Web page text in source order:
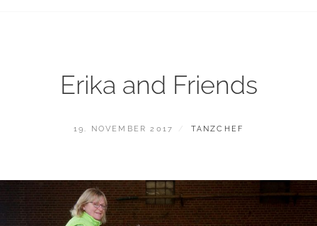
Erika and Friends
POSTED
19. NOVEMBER 2017 BY
TANZCHEF